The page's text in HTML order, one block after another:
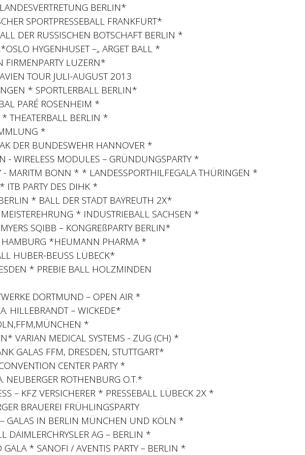
BERLIN*
SPORTPRESSEBALL FRANKFURT*
DER RUSSISCHEN BOTSCHAFT BERLIN *
HYGENHUSET –„ ARGET BALL *
FIRMENPARTY LUZERN*
TOUR JULI-AUGUST 2013
* SPORTLERBALL BERLIN*
PARÉ ROSENHEIM *
THEATERBALL BERLIN *
*
DER BUNDESWEHR HANNOVER *
- WIRELESS MODULES – GRÜNDUNGSPARTY *
- MARITM BONN * * LANDESSPORTHILFEGALA THÜRINGEN *
ITB PARTY DES DIHK *
* BALL DER STADT BAYREUTH 2X*
* INDUSTRIEBALL SACHSEN *
SQIBB – KONGREßPARTY BERLIN*
*HEUMANN PHARMA *
HUBER-BEUSS LÜBECK*
* PREBIE BALL HOLZMINDEN
DORTMUND – OPEN AIR *
HILLEBRANDT – WICKEDE*
*
VARIAN MEDICAL SYSTEMS - ZUG (CH) *
GALAS FFM, DRESDEN, STUTTGART*
CENTER PARTY *
NEUBERGER ROTHENBURG O.T.*
– KFZ VERSICHERER * PRESSEBALL LÜBECK 2X *
BRAUEREI FRÜHLINGSPARTY
GALAS IN BERLIN MÜNCHEN UND KÖLN *
AG – BERLIN *
* SANOFI / AVENTIS PARTY – BERLIN *